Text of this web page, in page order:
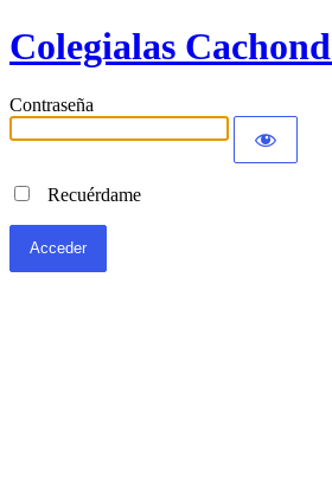
Colegialas
Contraseña
Recuérdame